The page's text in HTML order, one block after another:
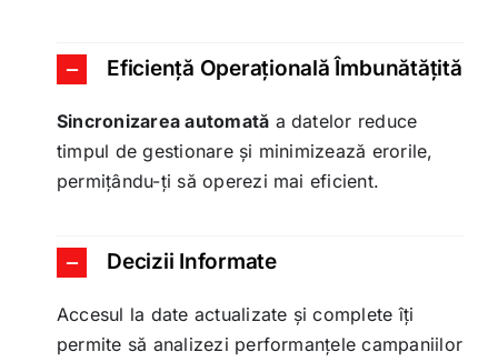
Eficiență Operațională Îmbunătățită
Sincronizarea automată a datelor reduce
timpul de gestionare și minimizează erorile,
permițându-ți să operezi mai eficient.
Decizii Informate
Accesul la date actualizate și complete îți
permite să analizezi performanțele campaniilor